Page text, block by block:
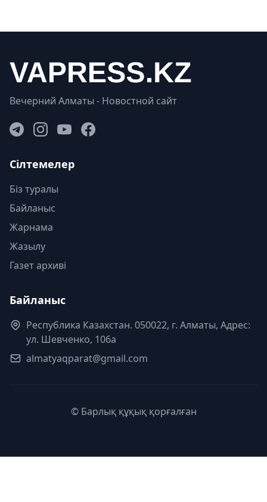
Вечерний Алматы - Новостной сайт
Сілтемелер
Біз туралы
Байланыс
Жарнама
Жазылу
Газет архиві
Байланыс
Республика Казахстан. 050022, г. Алматы, Адрес:
ул. Шевченко, 106а
almatyaqparat@gmail.com
© Барлық құқық қорғалған